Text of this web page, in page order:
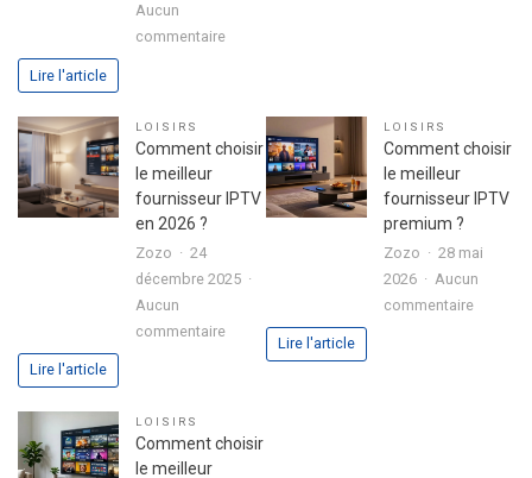
Aucun
commentairesur
SE
disque
:
parfaite
Lire l'article
LOISIRS
Comment choisir
le meilleur
fournisseur IPTV
en 2026 ?
Zozo
24
décembre 2025
Aucun
commentairesur
Comment
meilleur
Lire l'article
LOISIRS
Comment choisir
le meilleur
fournisseur IPTV
premium ?
Zozo
28 mai
2026
Aucun
commentairesur
Lire l'article
LOISIRS
Comment choisir
le meilleur